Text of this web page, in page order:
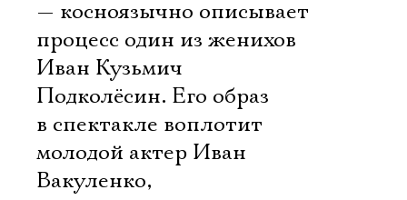
— косноязычно описывает
процесс один из женихов
Иван Кузьмич
Подколёсин. Его образ
в спектакле воплотит
молодой актер Иван
Вакуленко,